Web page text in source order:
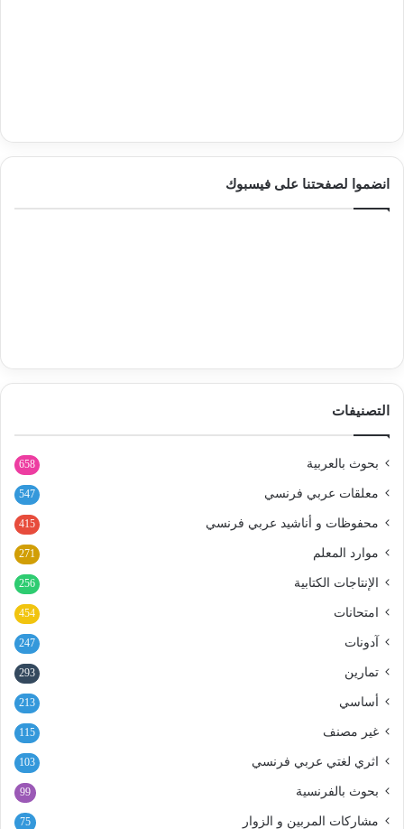
انضموا لصفحتنا على فيسبوك
التصنيفات
بحوث بالعربية 658
معلقات عربي فرنسي 547
محفوظات و أناشيد عربي فرنسي 415
موارد المعلم 271
الإنتاجات الكتابية 256
امتحانات 454
آدونات 247
تمارين 293
أساسي 213
غير مصنف 115
اثري لغتي عربي فرنسي 103
بحوث بالفرنسية 99
مشاركات المربين و الزوار 75